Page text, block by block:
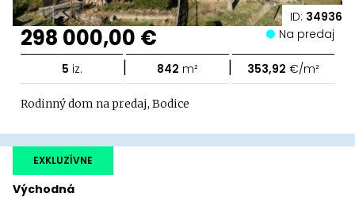
ID: 34936
298 000,00 € Na predaj
5 iz. | 842 m² | 353,92 €/m²
Rodinný dom na predaj, Bodice
Východná
EXKLUZÍVNE